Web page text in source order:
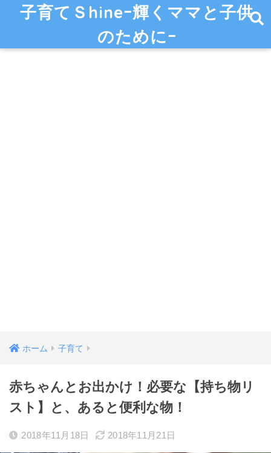
子育てＳhineｰ輝くママと子供
のためにｰ
ホーム 子育て
赤ちゃんとお出かけ！必要な【持ち物リ
スト】と、あると便利な物！
2018年11月18日 2018年11月21日